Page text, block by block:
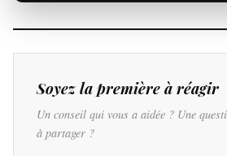
Soyez la première à réagir
Un conseil qui vous a aidée ? Une
à partager ?